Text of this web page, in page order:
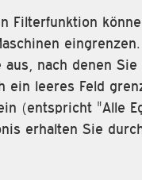
Filterfunktion
aus, nach denen
ein leeres Feld
(entspricht "Alle
erhalten Sie